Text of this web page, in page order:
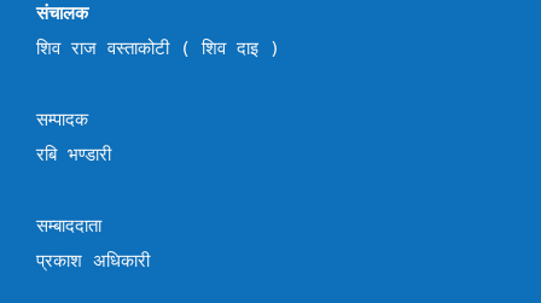
संचालक
शिव राज वस्ताकोटी ( शिव दाइ )
सम्पादक
रबि भण्डारी
सम्बाददाता
प्रकाश अधिकारी